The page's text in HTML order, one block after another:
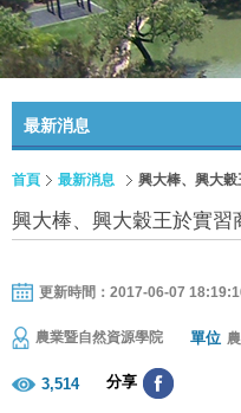
最新消息
首頁 最新消息 興大棒、興大穀
興大棒、興大穀王於實習
更新時間：2017-06-07
農業暨自然資源學院 單位
3,514 分享